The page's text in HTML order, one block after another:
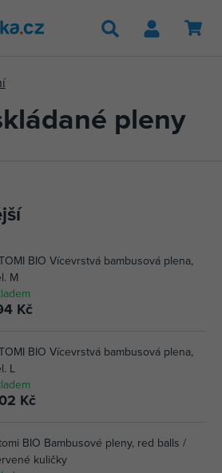
Hledat
pleny
BIO Vícevrstvá bambusová plena,
M
Kč
BIO Vícevrstvá bambusová plena,
L
Kč
BIO Bambusové pleny, red balls /
kuličky